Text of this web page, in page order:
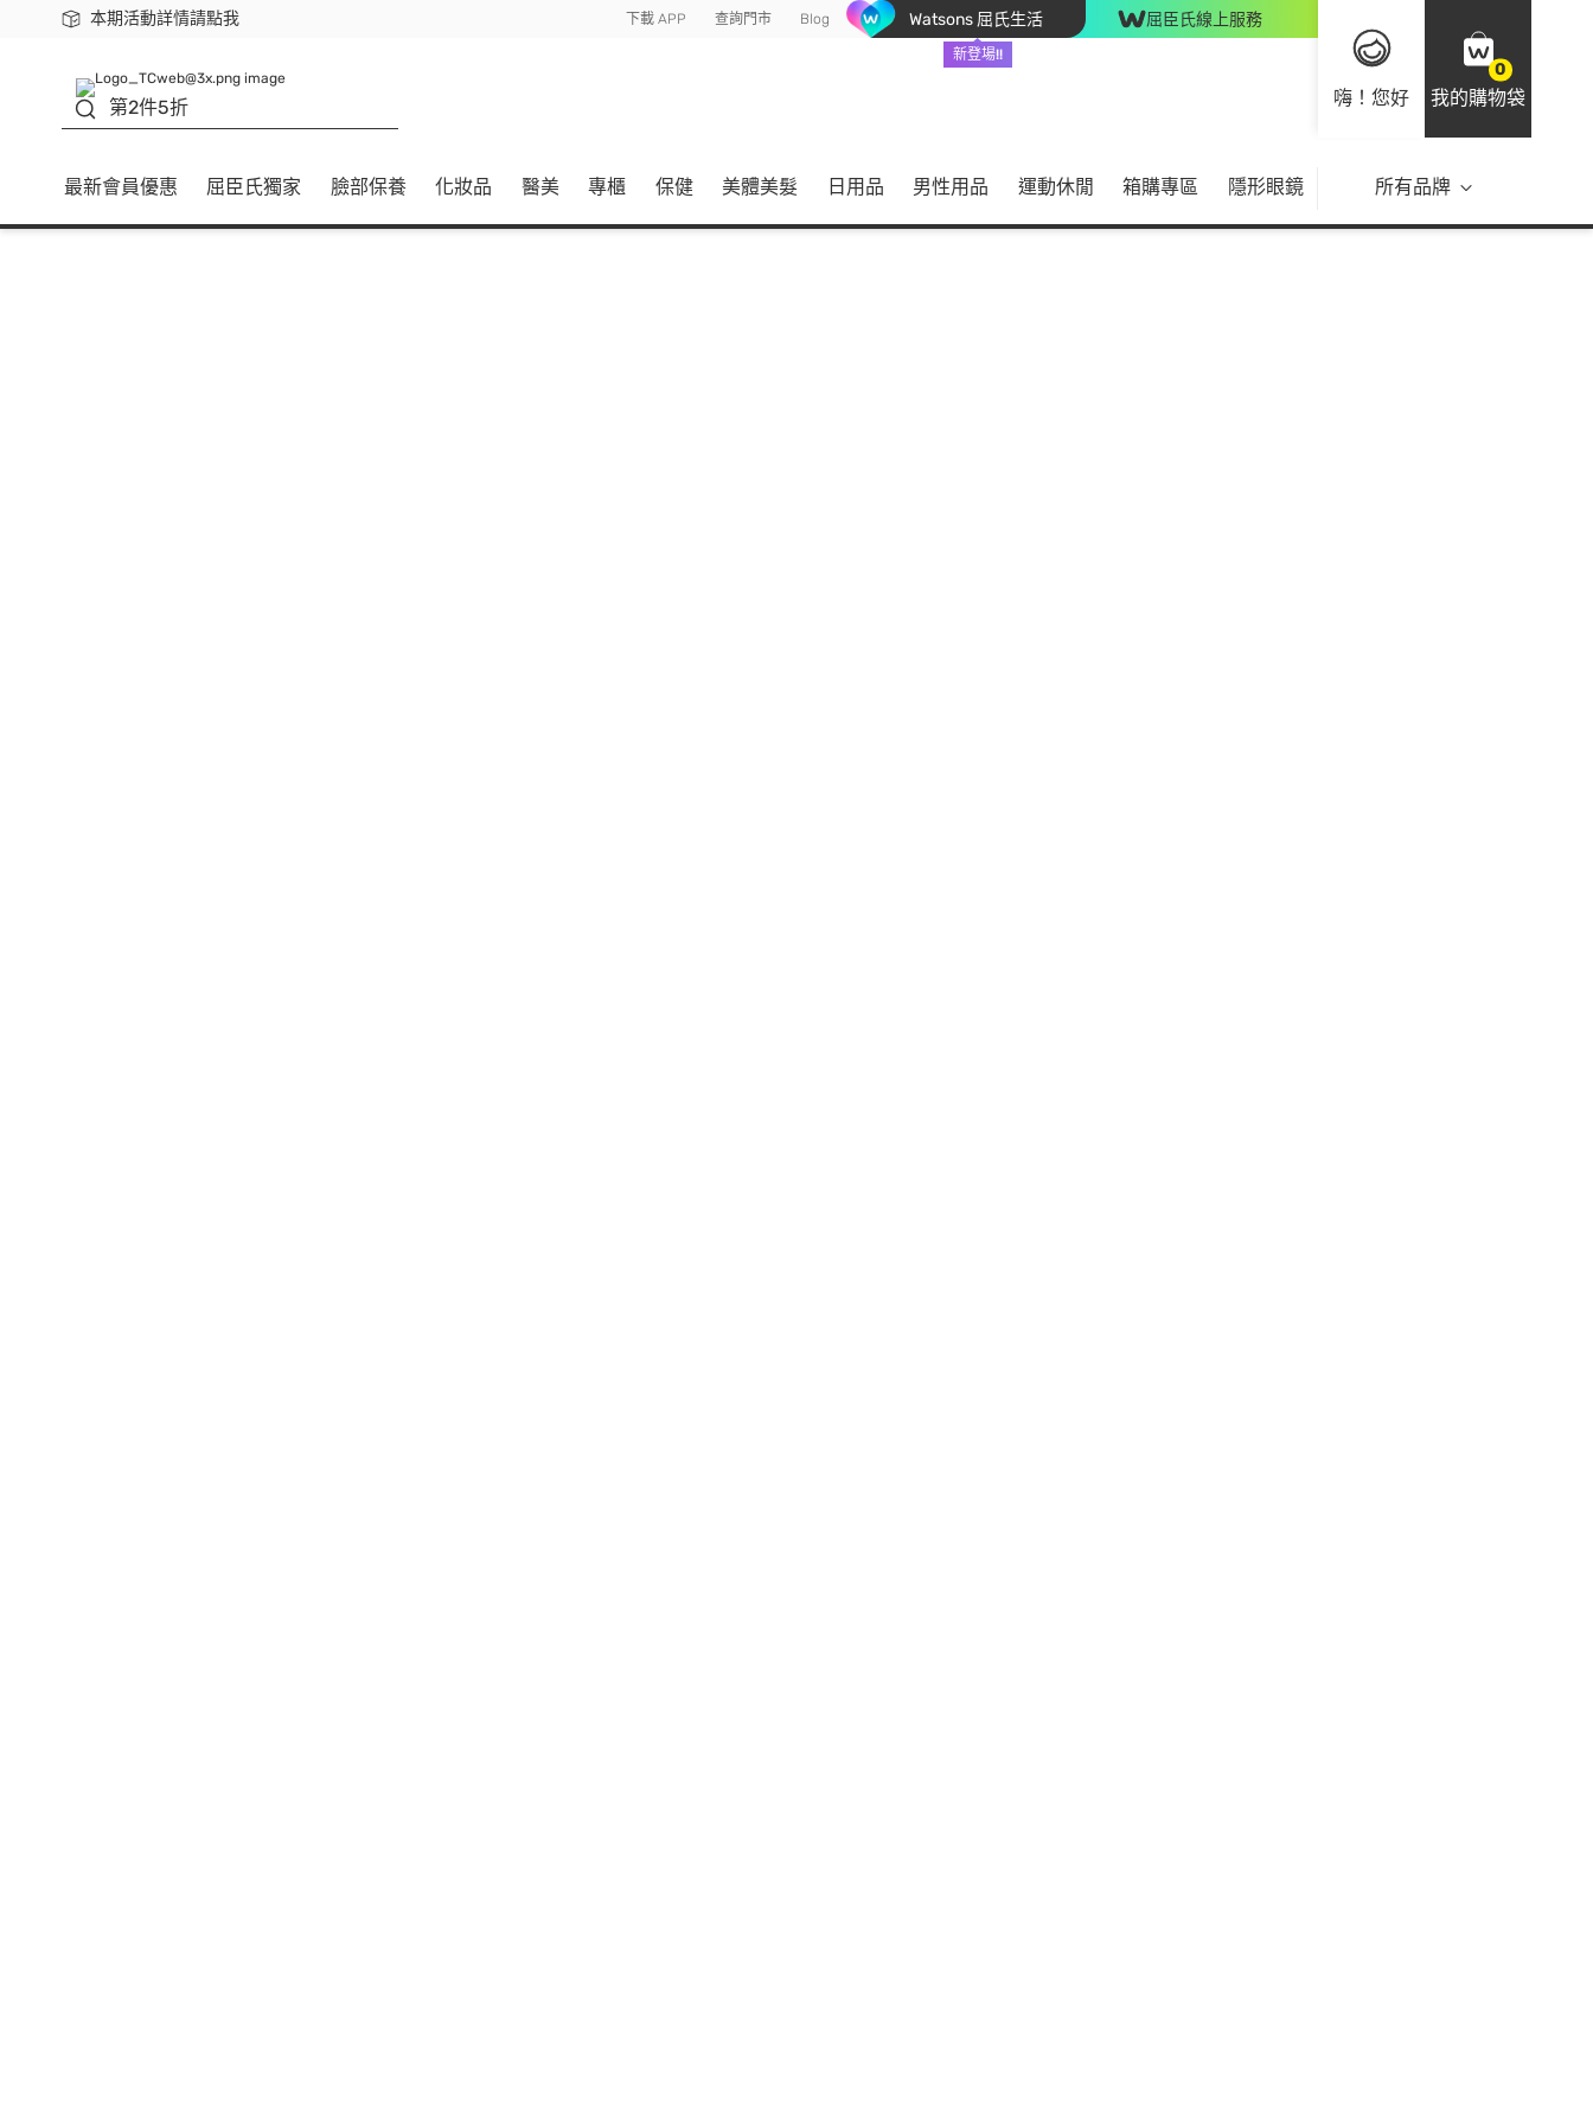
本期活動詳情請點我
下載app最高回饋$350 下載 APP 查詢門市 Blog Watsons 屈氏生活
新登場!!
屈臣氏線上服務
嗨！您好
0
我的購物袋
第2件5折
善存
最新會員優惠 屈臣氏獨家 臉部保養 化妝品 醫美 專櫃 保健 美體美髮 日用品 男性用品 運動休閒 箱購專區 隱形眼鏡 所有品牌